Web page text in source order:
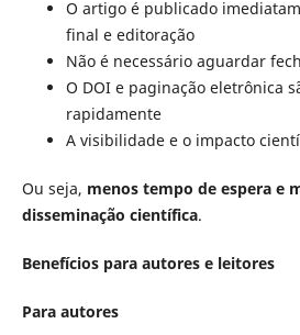
O artigo é publicado
final e editoração
Não é necessário aguardar
O DOI e paginação eletrônica
rapidamente
A visibilidade e o impacto
Ou seja, menos tempo de espera e
disseminação científica.
Benefícios para autores e leitores
Para autores